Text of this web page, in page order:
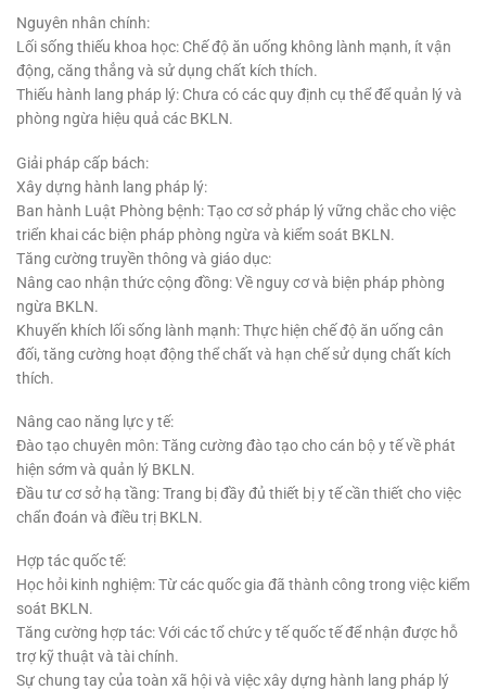
Nguyên nhân chính:
Lối sống thiếu khoa học: Chế độ ăn uống không lành mạnh, ít vận
động, căng thẳng và sử dụng chất kích thích.
Thiếu hành lang pháp lý: Chưa có các quy định cụ thể để quản lý và
phòng ngừa hiệu quả các BKLN.
Giải pháp cấp bách:
Xây dựng hành lang pháp lý:
Ban hành Luật Phòng bệnh: Tạo cơ sở pháp lý vững chắc cho việc
triển khai các biện pháp phòng ngừa và kiểm soát BKLN.
Tăng cường truyền thông và giáo dục:
Nâng cao nhận thức cộng đồng: Về nguy cơ và biện pháp phòng
ngừa BKLN.
Khuyến khích lối sống lành mạnh: Thực hiện chế độ ăn uống cân
đối, tăng cường hoạt động thể chất và hạn chế sử dụng chất kích
thích.
Nâng cao năng lực y tế:
Đào tạo chuyên môn: Tăng cường đào tạo cho cán bộ y tế về phát
hiện sớm và quản lý BKLN.
Đầu tư cơ sở hạ tầng: Trang bị đầy đủ thiết bị y tế cần thiết cho việc
chẩn đoán và điều trị BKLN.
Hợp tác quốc tế:
Học hỏi kinh nghiệm: Từ các quốc gia đã thành công trong việc kiểm
soát BKLN.
Tăng cường hợp tác: Với các tổ chức y tế quốc tế để nhận được hỗ
trợ kỹ thuật và tài chính.
Sự chung tay của toàn xã hội và việc xây dựng hành lang pháp lý